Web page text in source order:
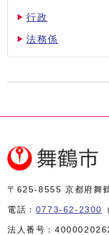
行政
法務係
〒625-8555 京都府舞
電話： 0773-62-2300
法人番号：